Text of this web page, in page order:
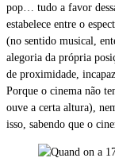
pop… tudo a favor
estabelece entre o
(no sentido musical,
alegoria da própria
de proximidade,
Porque o cinema não
ouve a certa altura),
isso, sabendo que o